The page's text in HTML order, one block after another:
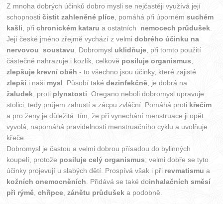
Z mnoha dobrých účinků dobro mysli se nejčastěji využívá její
schopnostičistit zahleněné plíce, pomáhá při úpornémsuchém
kašli, přichronickém kataru a ostatních nemocech průdušek.
Její české jméno zřejmě vychází z velmidobrého účinku na
nervovou soustavu. Dobromysl uklidňuje, při tomto použití
částečně nahrazuje i kozlík, celkově posiluje organismus,
zlepšuje krevní oběh - to všechno jsou účinky, které zajisté
zlepší i naši mysl. Působí takédezinfekčně, je dobrá na
žaludek, proti plynatosti. Oregano neboli dobromysl upravuje
stolici, tedy průjem zahustí a zácpu zvláční. Pomáhá proti křečím
a pro ženy je důležitá tím, že při vynechání menstruace ji opět
vyvolá, napomáhá pravidelnosti menstruačního cyklu a uvolňuje
křeče.
Dobromysl je častou a velmi dobrou přísadou do bylinných
koupelí, protože posiluje celý organismus; velmi dobře se tyto
účinky projevují u slabých dětí. Prospívá však i při revmatismu a
kožních onemocněních. Přidává se také doinhalačních směsí
při rýmě,chřipce,zánětu průdušek a podobně.